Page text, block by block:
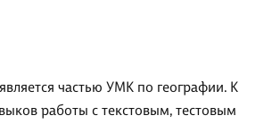
частью УМК по географии. К
работы с текстовым, тестовым